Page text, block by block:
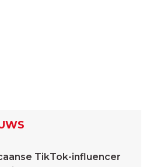
TikTok-influencer